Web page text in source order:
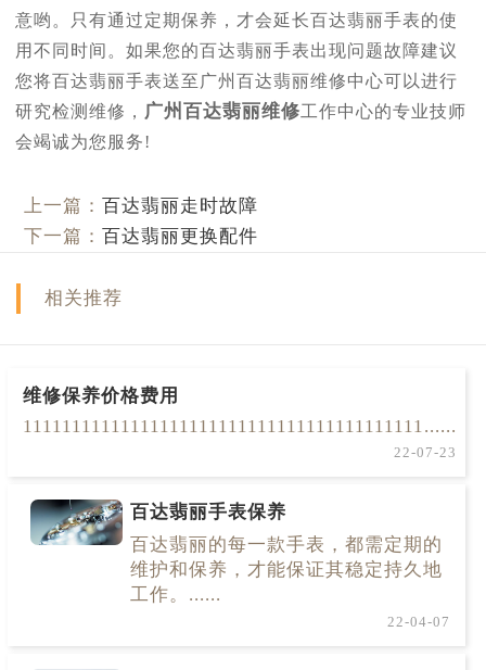
意哟。只有通过定期保养，才会延长百达翡丽手表的使
用不同时间。如果您的百达翡丽手表出现问题故障建议
您将百达翡丽手表送至广州百达翡丽维修中心可以进行
研究检测维修， 广州百达翡丽维修工作中心的专业技师
会竭诚为您服务!
上一篇：百达翡丽走时故障
下一篇：百达翡丽更换配件
相关推荐
维修保养价格费用
11111111111111111111111111111111111111111......
22-07-23
百达翡丽手表保养
百达翡丽的每一款手表，都需定期的
维护和保养，才能保证其稳定持久地
工作。......
22-04-07